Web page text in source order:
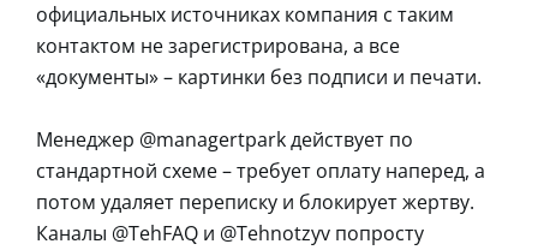
официальных источниках компания с таким
контактом не зарегистрирована, а все
«документы» – картинки без подписи и печати.
Менеджер @managertpark действует по
стандартной схеме – требует оплату наперед, а
потом удаляет переписку и блокирует жертву.
Каналы @TehFAQ и @Tehnotzyv попросту